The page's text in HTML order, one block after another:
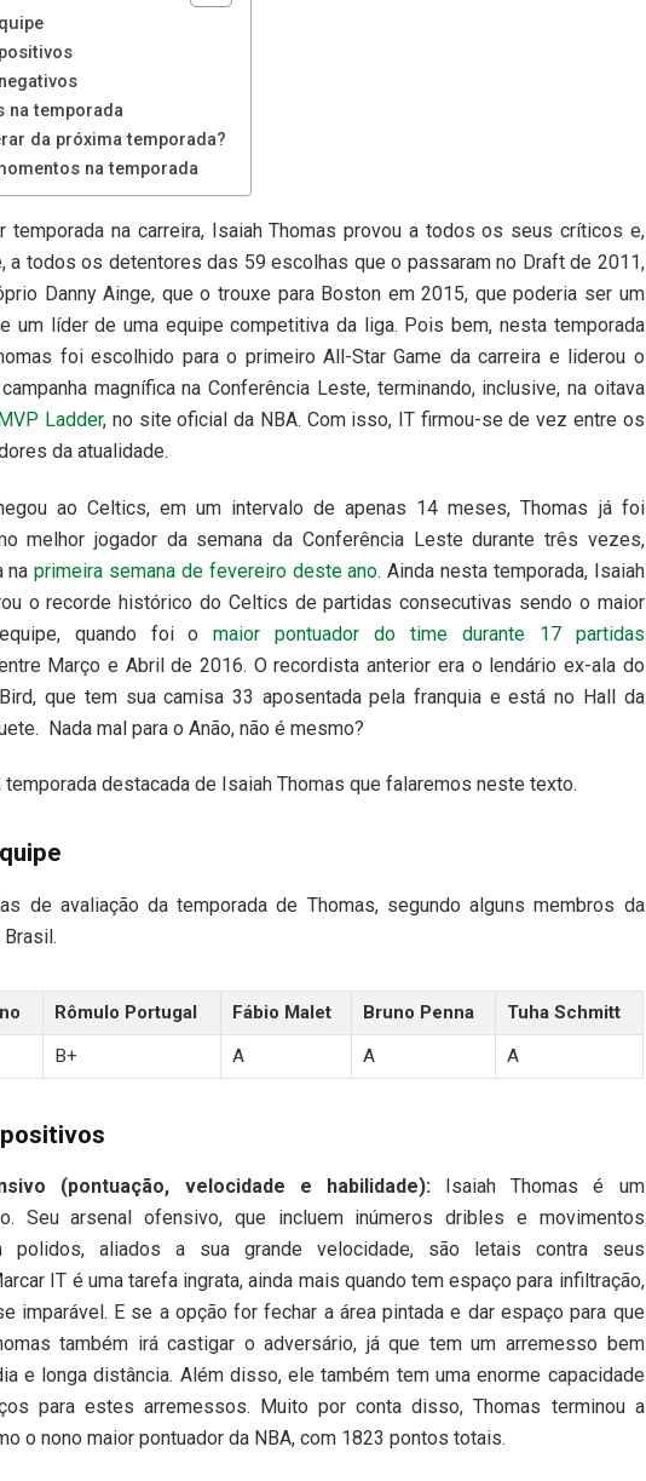
na temporada
da próxima temporada?
na temporada
temporada na carreira, Isaiah Thomas provou a todos os seus críticos e,
a todos os detentores das 59 escolhas que o passaram no Draft de 2011,
Danny Ainge, que o trouxe para Boston em 2015, que poderia ser um
um líder de uma equipe competitiva da liga. Pois bem, nesta temporada
foi escolhido para o primeiro All-Star Game da carreira e liderou o
magnífica na Conferência Leste, terminando, inclusive, na oitava
Ladder, no site oficial da NBA. Com isso, IT firmou-se de vez entre os
da atualidade.
ao Celtics, em um intervalo de apenas 14 meses, Thomas já foi
melhor jogador da semana da Conferência Leste durante três vezes,
naprimeira semana de fevereiro deste ano. Ainda nesta temporada, Isaiah
o recorde histórico do Celtics de partidas consecutivas sendo o maior
quando foi omaior pontuador do time durante 17 partidas
Março e Abril de 2016. O recordista anterior era o lendário ex-ala do
que tem sua camisa 33 aposentada pela franquia e está no Hall da
Nada mal para o Anão, não é mesmo?
temporada destacada de Isaiah Thomas que falaremos neste texto.
de avaliação da temporada de Thomas, segundo alguns membros da
Rômulo Portugal Fábio Malet Bruno Penna
Tuha Schmitt
B+ A A A
(pontuação, velocidade e habilidade):Isaiah Thomas é um
Seu arsenal ofensivo, que incluem inúmeros dribles e movimentos
polidos, aliados a sua grande velocidade, são letais contra seus
IT é uma tarefa ingrata, ainda mais quando tem espaço para infiltração,
imparável. E se a opção for fechar a área pintada e dar espaço para que
também irá castigar o adversário, já que tem um arremesso bem
e longa distância. Além disso, ele também tem uma enorme capacidade
para estes arremessos. Muito por conta disso, Thomas terminou a
o nono maior pontuador da NBA, com 1823 pontos totais.